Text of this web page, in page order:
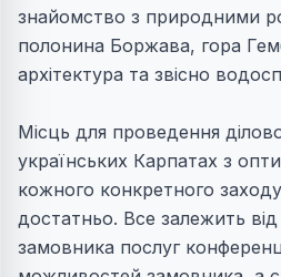
знайомство з природними
полонина Боржава, гора
архітектура та звісно
Місць для проведення
українських Карпатах з
кожного конкретного
достатньо. Все залежить від
замовника послуг